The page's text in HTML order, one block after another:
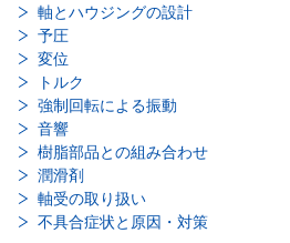
軸とハウジングの設計
予圧
変位
トルク
強制回転による振動
音響
樹脂部品との組み合わせ
潤滑剤
軸受の取り扱い
不具合症状と原因・対策